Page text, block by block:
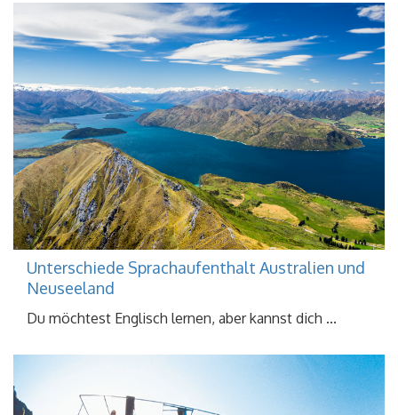
Unterschiede Sprachaufenthalt Australien und
Neuseeland
Du möchtest Englisch lernen, aber kannst dich ...